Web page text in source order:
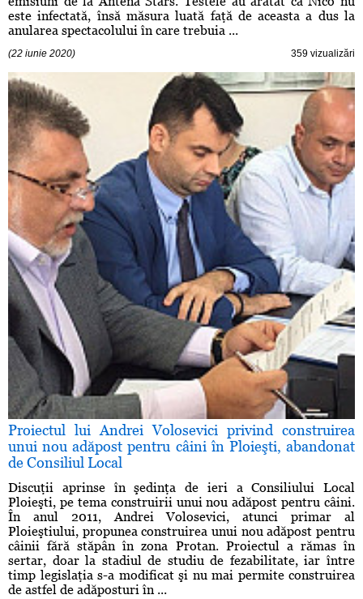
este infectată, însă măsura luată faţă de aceasta a dus la
anularea spectacolului în care trebuia ...
(22 iunie 2020) 359 vizualizări
Proiectul lui Andrei Volosevici privind construirea
unui nou adăpost pentru câini în Ploieşti, abandonat
de Consiliul Local
Discuţii aprinse în şedinţa de ieri a Consiliului Local
Ploieşti, pe tema construirii unui nou adăpost pentru câini.
În anul 2011, Andrei Volosevici, atunci primar al
Ploieştiului, propunea construirea unui nou adăpost pentru
câinii fără stăpân în zona Protan. Proiectul a rămas în
sertar, doar la stadiul de studiu de fezabilitate, iar între
timp legislaţia s-a modificat şi nu mai permite construirea
de astfel de adăposturi în ...